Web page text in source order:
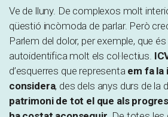
Ve de lluny. De complexos molt
qüestió incòmoda de parlar. Però
Parlem del dolor, per exemple, que
autoidentifica molt els col·lectius.
d’esquerres que representa em fa la
considera, des dels anys durs de la
patrimoni de tot el que als